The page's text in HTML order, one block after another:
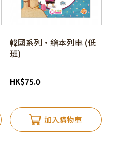
韓國系列‧繪本列車 (低
班)
HK$75.0
加入購物車